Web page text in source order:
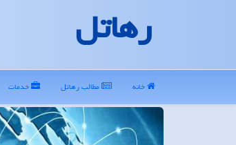
رهاتل
خانه مطالب رهاتل خدمات